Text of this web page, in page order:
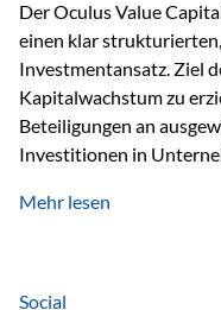
Der Oculus Value
einen klar
Investmentansatz. Ziel
Kapitalwachstum zu
Beteiligungen an
Investitionen in
Marktbewegungen
innerhalb der Private
Mehr lesen
Social